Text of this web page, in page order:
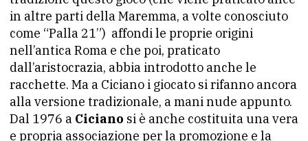
in altre parti della Maremma, a volte conosciuto
come “Palla 21”) affondi le proprie origini
nell’antica Roma e che poi, praticato
dall’aristocrazia, abbia introdotto anche le
racchette. Ma a Ciciano i giocato si rifanno ancora
alla versione tradizionale, a mani nude appunto.
Dal 1976 a Ciciano si è anche costituita una vera
e propria associazione per la promozione e la